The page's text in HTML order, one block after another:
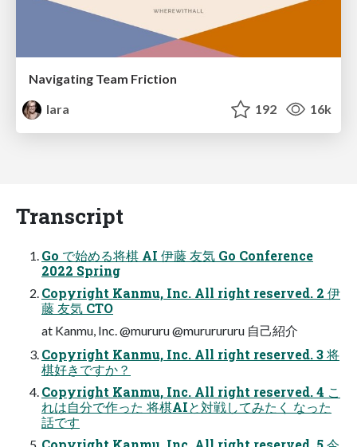
Navigating Team Friction
lara
192 16k
Transcript
Go で始める将棋 AI 伊藤 友気 Go Conference
2022 Spring
Copyright Kanmu, Inc. All right reserved. 2 伊
藤 友気 CTO
at Kanmu, Inc. @mururu @mururururu 自己紹介
Copyright Kanmu, Inc. All right reserved. 3 将
棋好きですか？
Copyright Kanmu, Inc. All right reserved. 4 こ
れは自分で作った 将棋AIと対戦してみたく なった
話です